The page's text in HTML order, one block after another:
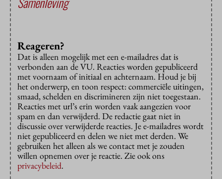
Reageren?
Dat is alleen mogelijk met een e-mailadres dat is
verbonden aan de VU. Reacties worden gepubliceerd
met voornaam of initiaal en achternaam. Houd je bij
het onderwerp, en toon respect: commerciële uitingen,
smaad, schelden en discrimineren zijn niet toegestaan.
Reacties met url’s erin worden vaak aangezien voor
spam en dan verwijderd. De redactie gaat niet in
discussie over verwijderde reacties. Je e-mailadres wordt
niet gepubliceerd en delen we niet met derden. We
gebruiken het alleen als we contact met je zouden
willen opnemen over je reactie. Zie ook ons
privacybeleid.